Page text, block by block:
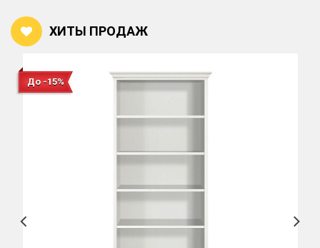
ХИТЫ ПРОДАЖ
До -15%